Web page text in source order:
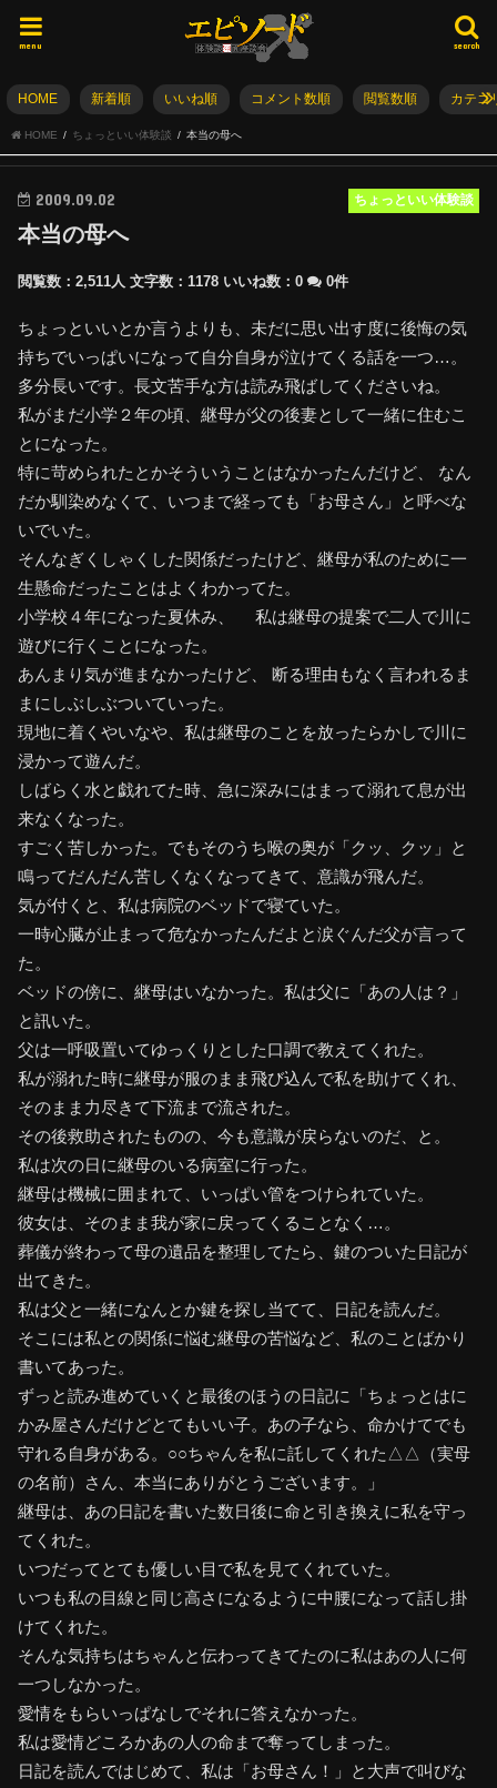
search
menu
HOME 新着順 いいね順 コメント数順 閲覧数順 カテゴ
HOME ちょっといい体験談 本当の母へ
ちょっといい体験談
2009.09.02
本当の母へ
閲覧数：2,511人 文字数：1178 いいね数：0 0件
ちょっといいとか言うよりも、未だに思い出す度に後悔の気
持ちでいっぱいになって自分自身が泣けてくる話を一つ…。
多分長いです。長文苦手な方は読み飛ばしてくださいね。
私がまだ小学２年の頃、継母が父の後妻として一緒に住むこ
とになった。
特に苛められたとかそういうことはなかったんだけど、 なん
だか馴染めなくて、いつまで経っても「お母さん」と呼べな
いでいた。
そんなぎくしゃくした関係だったけど、継母が私のために一
生懸命だったことはよくわかってた。
小学校４年になった夏休み、 私は継母の提案で二人で川に
遊びに行くことになった。
あんまり気が進まなかったけど、 断る理由もなく言われるま
まにしぶしぶついていった。
現地に着くやいなや、私は継母のことを放ったらかしで川に
浸かって遊んだ。
しばらく水と戯れてた時、急に深みにはまって溺れて息が出
来なくなった。
すごく苦しかった。でもそのうち喉の奥が「クッ、クッ」と
鳴ってだんだん苦しくなくなってきて、意識が飛んだ。
気が付くと、私は病院のベッドで寝ていた。
一時心臓が止まって危なかったんだよと涙ぐんだ父が言って
た。
ベッドの傍に、継母はいなかった。私は父に「あの人は？」
と訊いた。
父は一呼吸置いてゆっくりとした口調で教えてくれた。
私が溺れた時に継母が服のまま飛び込んで私を助けてくれ、
そのまま力尽きて下流まで流された。
その後救助されたものの、今も意識が戻らないのだ、と。
私は次の日に継母のいる病室に行った。
継母は機械に囲まれて、いっぱい管をつけられていた。
彼女は、そのまま我が家に戻ってくることなく…。
葬儀が終わって母の遺品を整理してたら、鍵のついた日記が
出てきた。
私は父と一緒になんとか鍵を探し当てて、日記を読んだ。
そこには私との関係に悩む継母の苦悩など、私のことばかり
書いてあった。
ずっと読み進めていくと最後のほうの日記に「ちょっとはに
かみ屋さんだけどとてもいい子。あの子なら、命かけてでも
守れる自身がある。○○ちゃんを私に託してくれた△△（実母
の名前）さん、本当にありがとうございます。」
継母は、あの日記を書いた数日後に命と引き換えに私を守っ
てくれた。
いつだってとても優しい目で私を見てくれていた。
いつも私の目線と同じ高さになるように中腰になって話し掛
けてくれた。
そんな気持ちはちゃんと伝わってきてたのに私はあの人に何
一つしなかった。
愛情をもらいっぱなしでそれに答えなかった。
私は愛情どころかあの人の命まで奪ってしまった。
日記を読んではじめて、私は「お母さん！」と大声で叫びな